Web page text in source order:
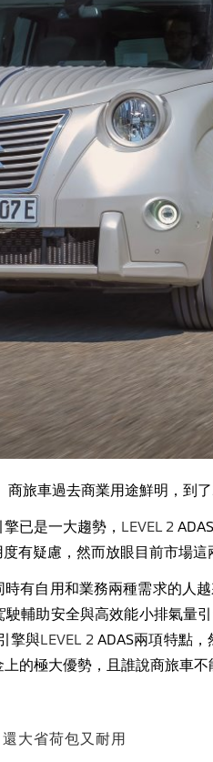
商旅車過去商業用途鮮明，到
已是一大趨勢， LEVEL 2
有疑慮，然而放眼目前市場這
有自用和業務兩種需求的人
輔助安全與高效能小排氣量
擎與LEVEL 2 ADAS兩項特點，
的極大優勢，且誰說商旅車不
大省荷包又耐用